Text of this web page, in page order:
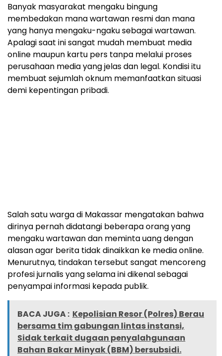
Banyak masyarakat mengaku bingung
membedakan mana wartawan resmi dan mana
yang hanya mengaku-ngaku sebagai wartawan.
Apalagi saat ini sangat mudah membuat media
online maupun kartu pers tanpa melalui proses
perusahaan media yang jelas dan legal. Kondisi itu
membuat sejumlah oknum memanfaatkan situasi
demi kepentingan pribadi.
Salah satu warga di Makassar mengatakan bahwa
dirinya pernah didatangi beberapa orang yang
mengaku wartawan dan meminta uang dengan
alasan agar berita tidak dinaikkan ke media online.
Menurutnya, tindakan tersebut sangat mencoreng
profesi jurnalis yang selama ini dikenal sebagai
penyampai informasi kepada publik.
BACA JUGA : Kepolisian Resor (Polres) Berau
bersama tim gabungan lintas instansi,
Sidak terkait dugaan penyalahgunaan
Bahan Bakar Minyak (BBM) bersubsidi.